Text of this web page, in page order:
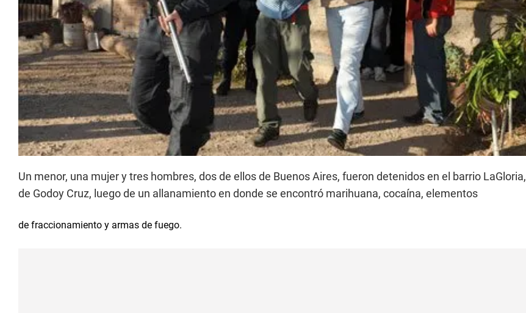
Un menor, una mujer y tres hombres, dos de ellos de Buenos Aires, fueron detenidos en el barrio LaGloria,
de Godoy Cruz, luego de un allanamiento en donde se encontró marihuana, cocaína, elementos
de fraccionamiento y armas de fuego.